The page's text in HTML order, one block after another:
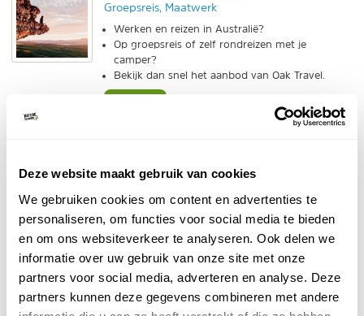
Deze website maakt gebruik van cookies
We gebruiken cookies om content en advertenties te
personaliseren, om functies voor social media te bieden
en om ons websiteverkeer te analyseren. Ook delen we
informatie over uw gebruik van onze site met onze
partners voor social media, adverteren en analyse. Deze
partners kunnen deze gegevens combineren met andere
Groepsreis, Maatwerk
Werken en reizen in Australië?
Op groepsreis of zelf rondreizen met je
camper?
Bekijk dan snel het aanbod van Oak Travel.
Wereldwijd actief, snel en zeer betrouwbaar.
Grondig advies en dicreet met jouw
BEKIJK
Van Verre - Rondreizen Australië
Individuele reis, Bouwstenen